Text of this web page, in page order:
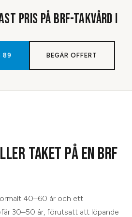
PRIS PÅ BRF-TAKVÅRD I
89 BEGÄR OFFERT
TAKET PÅ EN BRF
40–60 år och ett
30–50 år, förutsatt att löpande